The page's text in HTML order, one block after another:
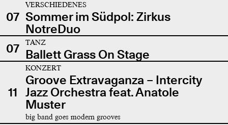
07
VERSCHIEDENES
Sommer im Südpol: Zirkus
NotreDuo
07
TANZ
Ballett Grass On Stage
11
KONZERT
Groove Extravaganza – Intercity
Jazz Orchestra feat. Anatole
Muster
big band goes modern grooves